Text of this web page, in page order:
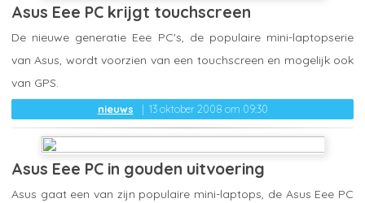
Asus Eee PC krijgt touchscreen
nieuws 13 oktober 2008 om 09:30
De nieuwe generatie Eee PC's, de populaire mini-laptopserie
van Asus, wordt voorzien van een touchscreen en mogelijk ook
van GPS.
Asus Eee PC in gouden uitvoering
Asus gaat een van zijn populaire mini-laptops, de Asus Eee PC